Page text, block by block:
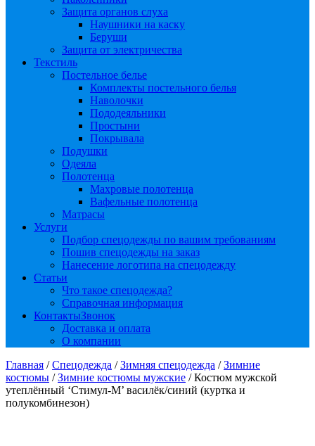
Защита органов слуха
Наушники на каску
Беруши
Защита от электричества
Текстиль
Постельное белье
Комплекты постельного белья
Наволочки
Пододеяльники
Простыни
Покрывала
Подушки
Одеяла
Полотенца
Махровые полотенца
Вафельные полотенца
Матрасы
Услуги
Подбор спецодежды по вашим требованиям
Пошив спецодежды на заказ
Нанесение логотипа на спецодежду
Статьи
Что такое спецодежда?
Справочная информация
КонтактыЗвонок
Доставка и оплата
О компании
Главная /Спецодежда /Зимняя спецодежда /Зимние
костюмы /Зимние костюмы мужские / Костюм мужской
утеплённый ‘Стимул-М’ василёк/синий (куртка и
полукомбинезон)